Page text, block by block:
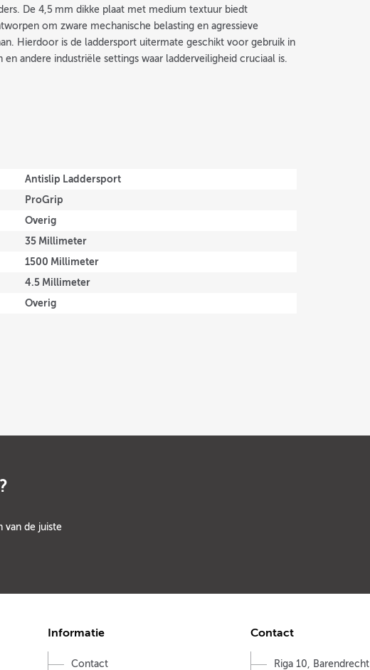
De 4,5 mm dikke plaat met medium textuur biedt
om zware mechanische belasting en agressieve
Hierdoor is de laddersport uitermate geschikt voor gebruik in
andere industriële settings waar ladderveiligheid cruciaal is.
Antislip Laddersport
ProGrip
Overig
35 Millimeter
1500 Millimeter
4.5 Millimeter
Overig
van de juiste
Informatie
Contact
Contact
Riga 10, Barendrecht